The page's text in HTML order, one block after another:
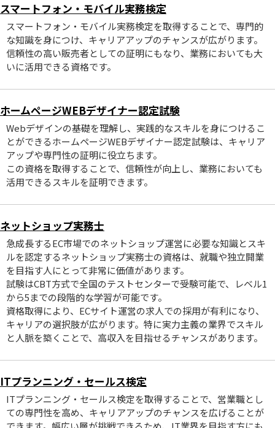
スマートフォン・モバイル実務検定
スマートフォン・モバイル実務検定を取得することで、専門的
な知識を身につけ、キャリアアップのチャンスが広がります。
信頼性の高い販売者としての証明にもなり、業務においても大
いに活用できる資格です。
ホームページWEBデザイナー認定試験
Webデザインの基礎を理解し、実践的なスキルを身につけるこ
とができるホームページWEBデザイナー認定試験は、キャリア
アップや専門性の証明に役立ちます。
この資格を取得することで、信頼性が向上し、業務においても
活用できるスキルを証明できます。
ネットショップ実務士
急成長するEC市場でのネットショップ運営に必要な知識とスキ
ルを認定するネットショップ実務士の資格は、就職や独立開業
を目指す人にとって非常に価値があります。
試験はCBT方式で全国のテストセンターで受験可能で、レベル1
から5までの段階的な学習が可能です。
資格取得により、ECサイト運営の求人での採用が有利になり、
キャリアの選択肢が広がります。特に実力主義の業界でスキル
と人脈を築くことで、高収入を目指せるチャンスがあります。
ITプランニング・セールス検定
ITプランニング・セールス検定を取得することで、営業職とし
ての専門性を高め、キャリアアップのチャンスを広げることが